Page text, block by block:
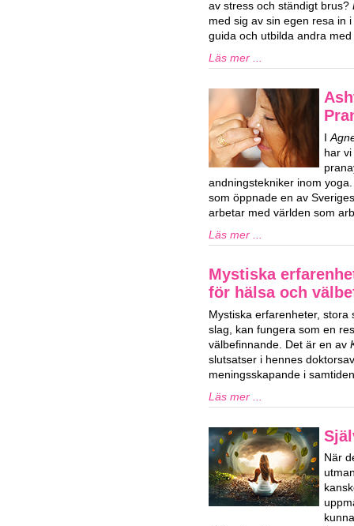
av stress och ständigt brus?
med sig av sin egen resa in
guida och utbilda andra
Läs mer ...
I
har
andningstekniker inom
som öppnade en av
arbetar med världen som
Läs mer ...
Mystiska
för hälsa och
Mystiska erfarenheter, stora
slag, kan fungera som en
välbefinnande. Det är en av
slutsatser i hennes
meningsskapande i
Läs mer ...
När